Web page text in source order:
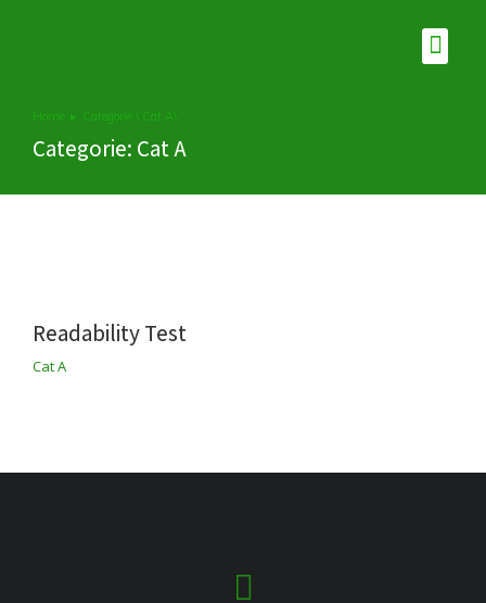
Je bent hier:
Home Categorie \ Cat A\
Categorie: Cat A
Readability Test
Cat A